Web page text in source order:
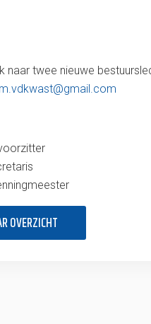
naar twee nieuwe
OVERZICHT